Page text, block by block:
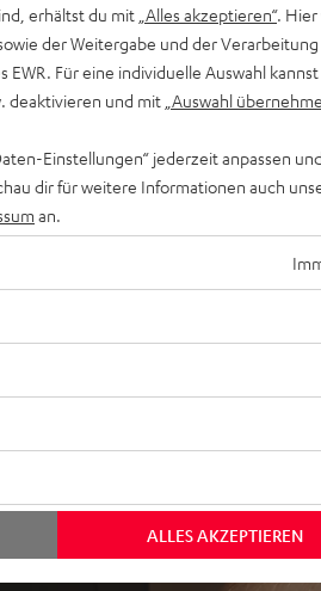
erhältst du mit „Alles akzeptieren“. Hier
der Weitergabe und der
EWR. Für eine individuelle Auswahl
deaktivieren und mit „Auswahl
Einstellungen“ jederzeit anpassen
dir für weitere Informationen auch
an.
ALLES AKZEPTIEREN